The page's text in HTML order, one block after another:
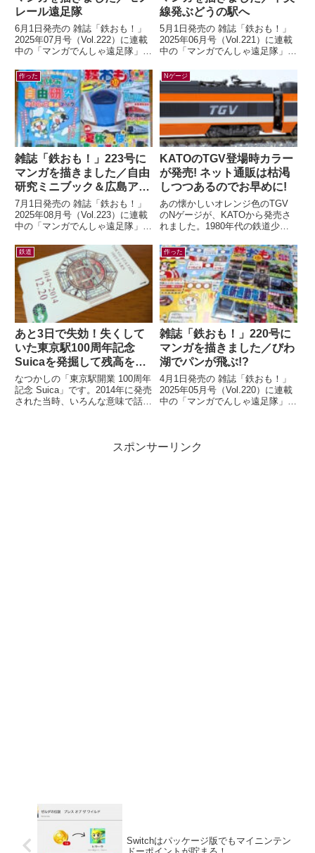
レール遠足隊
6月1日発売の 雑誌「鉄おも！」
2025年07月号（Vol.222）に連載
中の「マンガでんしゃ遠足隊」最
がる？ぶらさがる？それゆけ...
線発ぶどうの駅へ
5月1日発売の 雑誌「鉄おも！」
2025年06月号（Vol.221）に連載
中の「マンガでんしゃ遠足隊」最
線発！まいごの快速とぶどう...
作った
雑誌「鉄おも！」223号に
マンガを描きました／自由
研究ミニブック＆広島アス
トラムライン編
7月1日発売の 雑誌「鉄おも！」
2025年08月号（Vol.223）に連載
中の「マンガでんしゃ遠足隊」最
トラムラインにのって広島お...
Nゲージ
KATOのTGV登場時カラー
が発売! ネット通販は枯渇
しつつあるのでお早めに!
あの懐かしいオレンジ色のTGV
のNゲージが、KATOから発売さ
れました。1980年代の鉄道少年
ったのが、この初代TGV。フラ
ンスの...
鉄道
あと3日で失効！失くして
いた東京駅100周年記念
Suicaを発掘して残高を確
認したら…
なつかしの「東京駅開業 100周年
記念 Suica」です。2014年に発売
された当時、いろんな意味で話題
作った
雑誌「鉄おも！」220号に
マンガを描きました／びわ
湖でパンが飛ぶ!?
4月1日発売の 雑誌「鉄おも！」
2025年05月号（Vol.220）に連載
中の「マンガでんしゃ遠足隊」最
スポンサーリンク
Switchはパッケージ版でもマイニンテン